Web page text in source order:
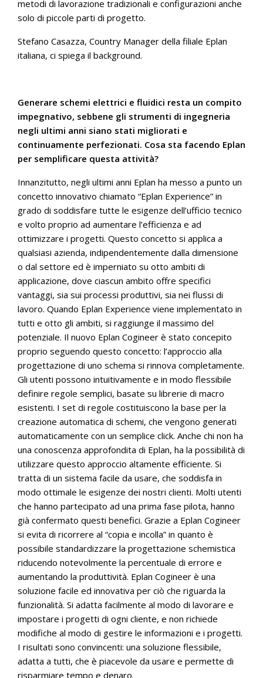
metodi di lavorazione tradizionali e configurazioni anche
solo di piccole parti di progetto.
Stefano Casazza, Country Manager della filiale Eplan
italiana, ci spiega il background.
Generare schemi elettrici e fluidici resta un compito
impegnativo, sebbene gli strumenti di ingegneria
negli ultimi anni siano stati migliorati e
continuamente perfezionati. Cosa sta facendo Eplan
per semplificare questa attività?
Innanzitutto, negli ultimi anni Eplan ha messo a punto un
concetto innovativo chiamato “Eplan Experience” in
grado di soddisfare tutte le esigenze dell’ufficio tecnico
e volto proprio ad aumentare l’efficienza e ad
ottimizzare i progetti. Questo concetto si applica a
qualsiasi azienda, indipendentemente dalla dimensione
o dal settore ed è imperniato su otto ambiti di
applicazione, dove ciascun ambito offre specifici
vantaggi, sia sui processi produttivi, sia nei flussi di
lavoro. Quando Eplan Experience viene implementato in
tutti e otto gli ambiti, si raggiunge il massimo del
potenziale. Il nuovo Eplan Cogineer è stato concepito
proprio seguendo questo concetto: l’approccio alla
progettazione di uno schema si rinnova completamente.
Gli utenti possono intuitivamente e in modo flessibile
definire regole semplici, basate su librerie di macro
esistenti. I set di regole costituiscono la base per la
creazione automatica di schemi, che vengono generati
automaticamente con un semplice click. Anche chi non ha
una conoscenza approfondita di Eplan, ha la possibilità di
utilizzare questo approccio altamente efficiente. Si
tratta di un sistema facile da usare, che soddisfa in
modo ottimale le esigenze dei nostri clienti. Molti utenti
che hanno partecipato ad una prima fase pilota, hanno
già confermato questi benefici. Grazie a Eplan Cogineer
si evita di ricorrere al “copia e incolla” in quanto è
possibile standardizzare la progettazione schemistica
riducendo notevolmente la percentuale di errore e
aumentando la produttività. Eplan Cogineer è una
soluzione facile ed innovativa per ciò che riguarda la
funzionalità. Si adatta facilmente al modo di lavorare e
impostare i progetti di ogni cliente, e non richiede
modifiche al modo di gestire le informazioni e i progetti.
I risultati sono convincenti: una soluzione flessibile,
adatta a tutti, che è piacevole da usare e permette di
risparmiare tempo e denaro.